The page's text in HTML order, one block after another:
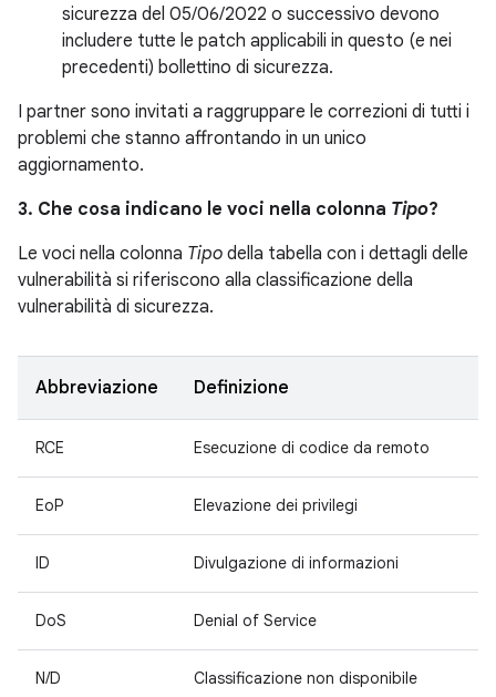
sicurezza del 05/06/2022 o successivo devono
includere tutte le patch applicabili in questo (e nei
precedenti) bollettino di sicurezza.
I partner sono invitati a raggruppare le correzioni di tutti i
problemi che stanno affrontando in un unico
aggiornamento.
3. Che cosa indicano le voci nella colonna Tipo?
Le voci nella colonna Tipo della tabella con i dettagli delle
vulnerabilità si riferiscono alla classificazione della
vulnerabilità di sicurezza.
Abbreviazione Definizione
RCE Esecuzione di codice da remoto
EoP Elevazione dei privilegi
ID Divulgazione di informazioni
DoS Denial of Service
N/D Classificazione non disponibile